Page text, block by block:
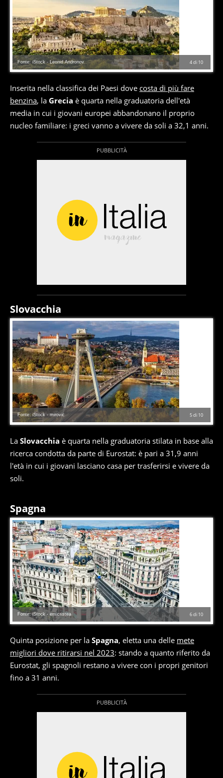
4di 10
Fonte: iStock - Leonid Andronov
Inserita nella classifica dei Paesi dove costa di più fare
benzina, la Grecia è quarta nella graduatoria dell'età
media in cui i giovani europei abbandonano il proprio
nucleo familiare: i greci vanno a vivere da soli a 32,1 anni.
Slovacchia
5di 10
Fonte: iStock - mirovic
La Slovacchia è quarta nella graduatoria stilata in base alla
ricerca condotta da parte di Eurostat: è pari a 31,9 anni
l'età in cui i giovani lasciano casa per trasferirsi e vivere da
soli.
Spagna
6di 10
Fonte: iStock - emicristea
Quinta posizione per la Spagna, eletta una delle mete
migliori dove ritirarsi nel 2023: stando a quanto riferito da
Eurostat, gli spagnoli restano a vivere con i propri genitori
fino a 31 anni.